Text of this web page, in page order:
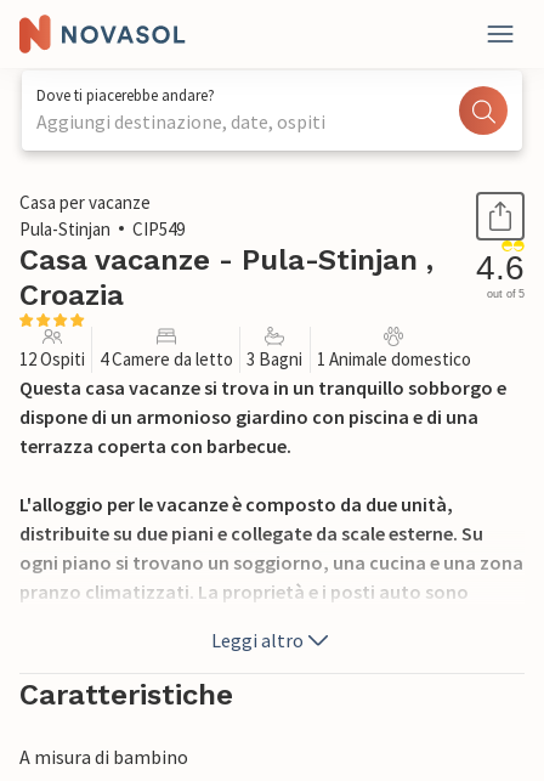
Dove ti piacerebbe andare?
Aggiungi destinazione, date, ospiti
1 / 52
Casa per vacanze
Pula-Stinjan
CIP549
Casa vacanze - Pula-Stinjan ,
Croazia
4.6
out of 5
12 Ospiti 4 Camere da letto 3 Bagni 1 Animale domestico
Questa casa vacanze si trova in un tranquillo sobborgo e
dispone di un armonioso giardino con piscina e di una
terrazza coperta con barbecue.
L'alloggio per le vacanze è composto da due unità,
distribuite su due piani e collegate da scale esterne. Su
ogni piano si trovano un soggiorno, una cucina e una zona
pranzo climatizzati. La proprietà e i posti auto sono
potrete davvero trascorrere le vacanze con tutta la
famiglia.
numerose attrazioni di questa zona.
Leggi altro
Caratteristiche
A misura di bambino